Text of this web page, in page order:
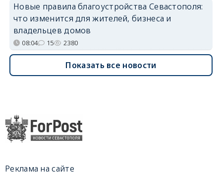
Новые правила благоустройства Севастополя:
что изменится для жителей, бизнеса и
владельцев домов
08:04 15 2380
Показать все новости
Реклама на сайте